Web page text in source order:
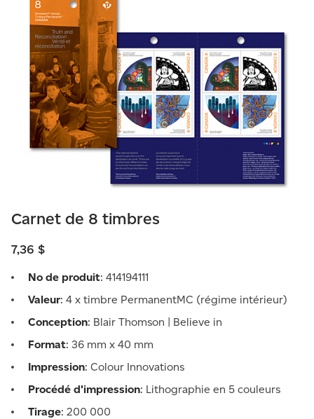
Carnet de 8 timbres
7,36 $
No de produit: 414194111
Valeur: 4 x timbre PermanentMC (régime intérieur)
Conception: Blair Thomson | Believe in
Format: 36 mm x 40 mm
Impression: Colour Innovations
Procédé d'impression: Lithographie en 5 couleurs
Tirage: 200 000